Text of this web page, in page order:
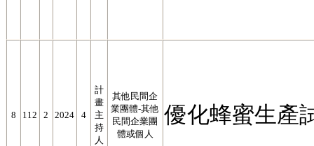
8 112 2 2024 4
計
畫
主
持
人
其他民間企
業團體-其他
民間企業團
體或個人
優化蜂蜜生產